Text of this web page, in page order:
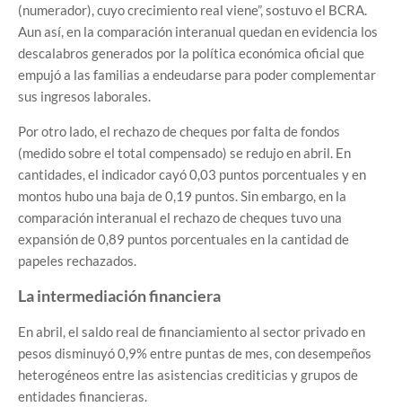
(numerador), cuyo crecimiento real viene”, sostuvo el BCRA.
Aun así, en la comparación interanual quedan en evidencia los
descalabros generados por la política económica oficial que
empujó a las familias a endeudarse para poder complementar
sus ingresos laborales.
Por otro lado, el rechazo de cheques por falta de fondos
(medido sobre el total compensado) se redujo en abril. En
cantidades, el indicador cayó 0,03 puntos porcentuales y en
montos hubo una baja de 0,19 puntos. Sin embargo, en la
comparación interanual el rechazo de cheques tuvo una
expansión de 0,89 puntos porcentuales en la cantidad de
papeles rechazados.
La intermediación financiera
En abril, el saldo real de financiamiento al sector privado en
pesos disminuyó 0,9% entre puntas de mes, con desempeños
heterogéneos entre las asistencias crediticias y grupos de
entidades financieras.